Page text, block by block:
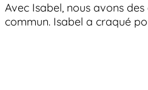
Avec Isabel, nous avons
commun. Isabel a craqué